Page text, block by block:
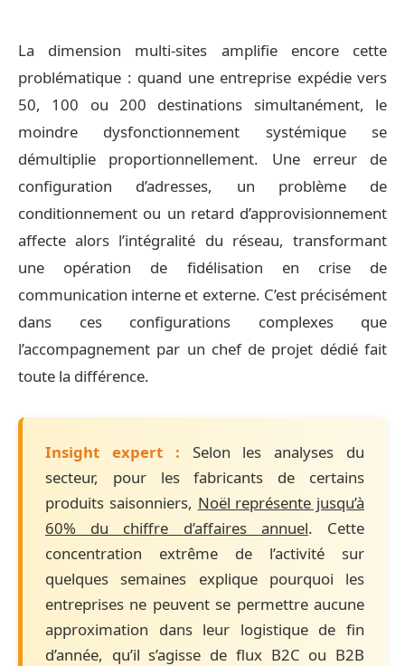
La dimension multi-sites amplifie encore cette
problématique : quand une entreprise expédie vers
50, 100 ou 200 destinations simultanément, le
moindre dysfonctionnement systémique se
démultiplie proportionnellement. Une erreur de
configuration d’adresses, un problème de
conditionnement ou un retard d’approvisionnement
affecte alors l’intégralité du réseau, transformant
une opération de fidélisation en crise de
communication interne et externe. C’est précisément
dans ces configurations complexes que
l’accompagnement par un chef de projet dédié fait
toute la différence.
Insight expert : Selon les analyses du
secteur, pour les fabricants de certains
produits saisonniers, Noël représente jusqu’à
60% du chiffre d’affaires annuel. Cette
concentration extrême de l’activité sur
quelques semaines explique pourquoi les
entreprises ne peuvent se permettre aucune
approximation dans leur logistique de fin
d’année, qu’il s’agisse de flux B2C ou B2B